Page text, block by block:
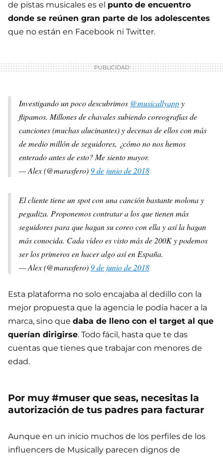
de pistas musicales es el punto de encuentro
donde se reúnen gran parte de los adolescentes
que no están en Facebook ni Twitter.
Investigando un poco descubrimos @musicallyappy
flipamos. Millones de chavales subiendo coreografías de
canciones (muchas alucinantes) y decenas de ellos con más
de medio millón de seguidores, ¿cómo no nos hemos
enterado antes de esto? Me siento mayor.
— Alex (@marasfero) 9 de junio de 2018
El cliente tiene un spot con una canción bastante molona y
pegadiza. Proponemos contratar a los que tienen más
seguidores para que hagan su coreo con ella y así la hagan
más conocida. Cada vídeo es visto más de 200K y podemos
ser los primeros en hacer algo así en España.
— Alex (@marasfero) 9 de junio de 2018
Esta plataforma no solo encajaba al dedillo con la
mejor propuesta que la agencia le podía hacer a la
marca, sino que daba de lleno con el target al que
querían dirigirse. Todo fácil, hasta que te das
cuentas que tienes que trabajar con menores de
edad.
Por muy #muser que seas, necesitas la
autorización de tus padres para facturar
Aunque en un inicio muchos de los perfiles de los
influencers de Musically parecen dignos de